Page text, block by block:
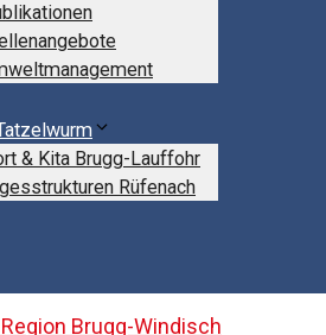
& Kita Brugg-Lauffohr
Rüfenach